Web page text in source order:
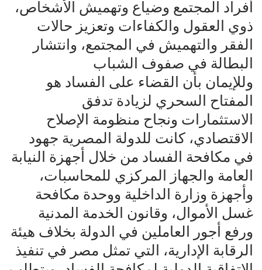
أفراد المجتمع وضياع وتهميش الأشخاص،
ذوي العقول والكفاءات وتعزيز حالات
الفقر والتهميش في المجتمع، وانتشار
البطالة في صفوف الشباب
وللإيمان بأن القضاء على الفساد هو
المفتاح السحري لزيادة تدفق
الاستثمارات ونجاح منظومة الإصلاح
الاقتصادي، كانت للدولة المصرية جهود
في مكافحة الفساد من خلال أجهزة النيابة
العامة والجهاز المركزي للمحاسبات،
وأجهزة وزارة الداخلية ووحدة مكافحة
غسل الأموال، وقانون الخدمة المدنية
ورفع أجور العاملين في الدولة بخلاف هيئة
الرقابة الإدارية، التي تمثل مصر في تنفيذ